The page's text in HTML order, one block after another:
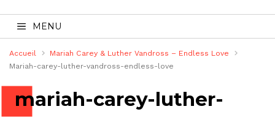
MENU
Accueil
Mariah Carey & Luther Vandross – Endless Love
Mariah-carey-luther-vandross-endless-love
mariah-carey-luther-